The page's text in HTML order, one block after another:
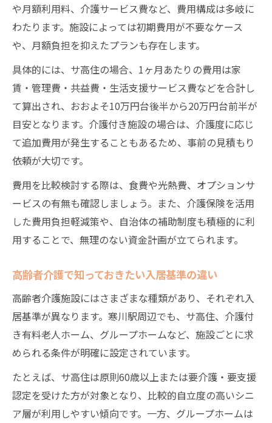
や月額利用料、介護サービス費など、費用構成は多岐に
わたります。施設によっては初期費用が不要なケース
や、月額負担を抑えたプランも存在します。
具体的には、サ高住の場合、1ヶ月あたりの費用は家
賃・管理費・共益費・生活支援サービス費などを合計し
て算出され、おおよそ10万円台後半から20万円台前半が
目安となります。介護付き施設の場合は、介護度に応じ
て追加費用が発生することもあるため、事前の見積もり
依頼が大切です。
費用を比較検討する際は、食費や光熱費、オプションサ
ービスの有無も確認しましょう。また、介護保険を活用
した費用負担軽減策や、自治体の補助制度も積極的に利
用することで、無理のない資金計画が立てられます。
高齢者介護で知っておきたい入居基準の違い
高齢者介護施設にはさまざまな種類があり、それぞれ入
居基準が異なります。寒川駅周辺でも、サ高住、介護付
き有料老人ホーム、グループホームなど、施設ごとに求
められる条件が明確に設定されています。
たとえば、サ高住は原則60歳以上または要介護・要支援
認定を受けた方が対象となり、比較的自立度の高いシニ
ア層が利用しやすい傾向です。一方、グループホームは